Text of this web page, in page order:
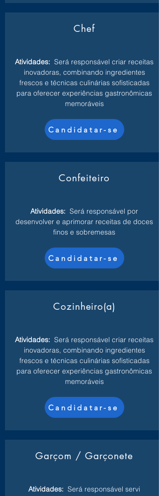
Chef
Atividades: Será responsável criar receitas
inovadoras, combinando ingredientes
frescos e técnicas culinárias sofisticadas
para oferecer experiências gastronômicas
memoráveis
Candidatar-se
Confeiteiro
Atividades: Será responsável por
desenvolver e aprimorar receitas de doces
finos e sobremesas
Candidatar-se
Cozinheiro(a)
Atividades: Será responsável criar receitas
inovadoras, combinando ingredientes
frescos e técnicas culinárias sofisticadas
para oferecer experiências gastronômicas
memoráveis
Candidatar-se
Garçom / Garçonete
Atividades: Será responsável servi